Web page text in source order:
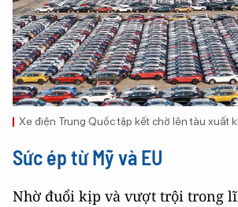
Xe điện Trung Quốc tập kết chờ lên tàu xuất
Sức ép từ Mỹ và EU
Nhờ đuổi kịp và vượt trội trong